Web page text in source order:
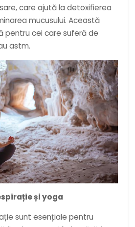
care ajută la detoxifierea
mucusului. Această
pentru cei care suferă de
astm.
și yoga
sunt esențiale pentru